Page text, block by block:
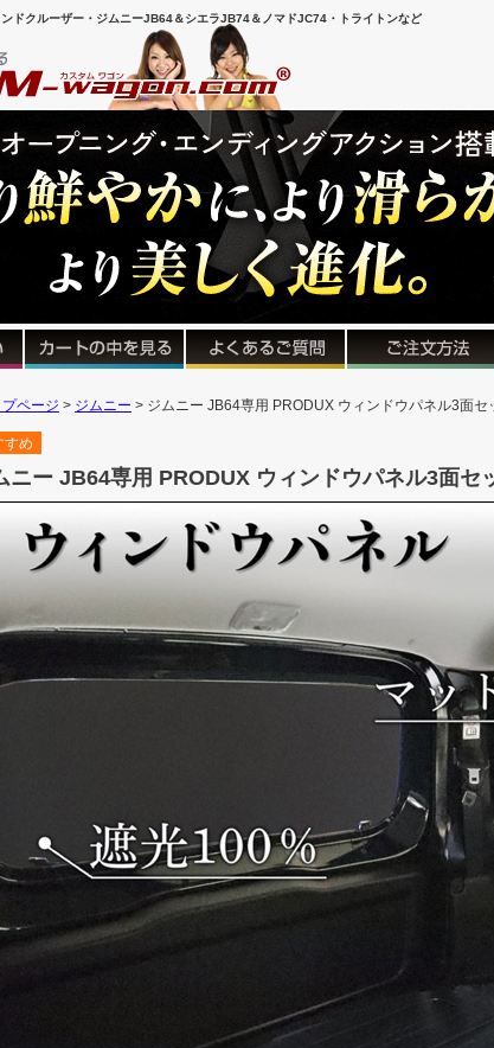
ドクルーザー・ジムニーJB64＆シエラJB74＆ノマドJC74・トライトンなど
ページ ジムニー ジムニー JB64専用 PRODUX ウィンドウパネル3面セ
すめ
ニー JB64専用 PRODUX ウィンドウパネル3面セ